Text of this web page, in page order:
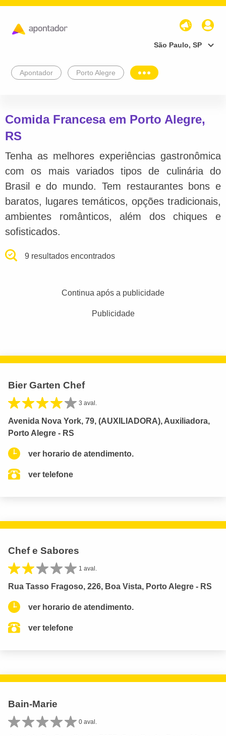
São Paulo, SP
Apontador Porto Alegre
Comida Francesa em Porto Alegre,
RS
Tenha as melhores experiências gastronômica
com os mais variados tipos de culinária do
Brasil e do mundo. Tem restaurantes bons e
baratos, lugares temáticos, opções tradicionais,
ambientes românticos, além dos chiques e
sofisticados.
9 resultados encontrados
Continua após a publicidade
Publicidade
Bier Garten Chef
3 aval.
Avenida Nova York, 79, (AUXILIADORA), Auxiliadora,
Porto Alegre - RS
ver horario de atendimento.
ver telefone
Chef e Sabores
1 aval.
Rua Tasso Fragoso, 226, Boa Vista, Porto Alegre - RS
ver horario de atendimento.
ver telefone
Bain-Marie
0 aval.